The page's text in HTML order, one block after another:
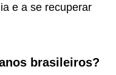
e a se recuperar
brasileiros?